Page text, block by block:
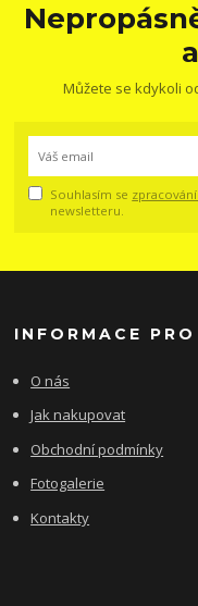
Můžete se kdykoli
Souhlasím se
newsletteru.
INFORMACE
O nás
Jak nakupovat
Obchodní podmínky
Fotogalerie
Kontakty